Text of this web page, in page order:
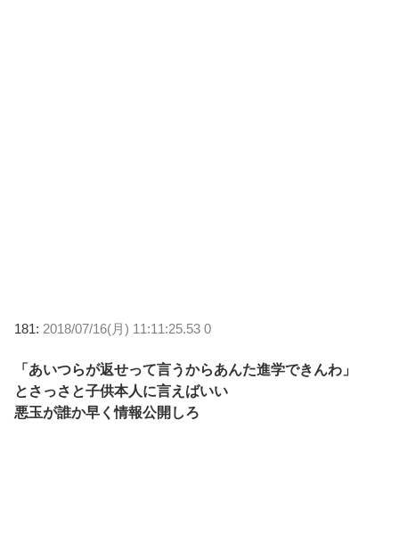
181: 2018/07/16(月) 11:11:25.53 0
「あいつらが返せって言うからあんた進学できんわ」
とさっさと子供本人に言えばいい
悪玉が誰か早く情報公開しろ